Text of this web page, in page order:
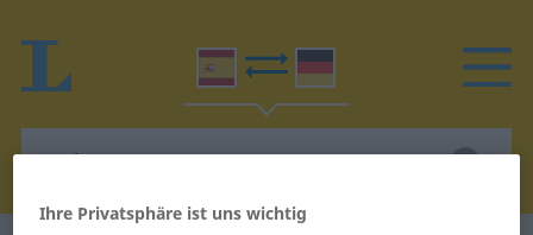
Ihre Privatsphäre ist uns wichtig